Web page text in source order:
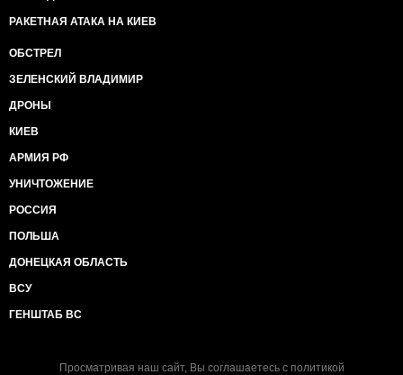
РАКЕТНАЯ АТАКА НА КИЕВ
ОБСТРЕЛ
ЗЕЛЕНСКИЙ ВЛАДИМИР
ДРОНЫ
КИЕВ
АРМИЯ РФ
УНИЧТОЖЕНИЕ
РОССИЯ
ПОЛЬША
ДОНЕЦКАЯ ОБЛАСТЬ
ВСУ
ГЕНШТАБ ВС
Просматривая наш сайт, Вы соглашаетесь с политикой